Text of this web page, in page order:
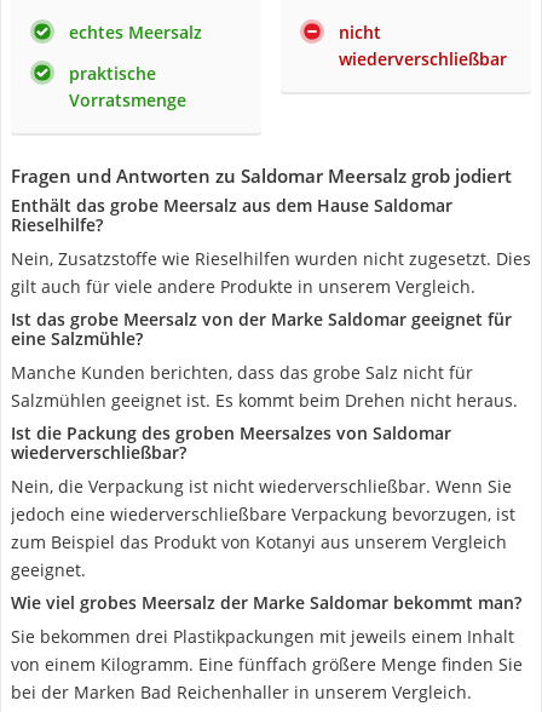
echtes Meersalz
praktische
Vorratsmenge
nicht
wiederverschließbar
Fragen und Antworten zu Saldomar Meersalz grob jodiert
Enthält das grobe Meersalz aus dem Hause Saldomar
Rieselhilfe?
Nein, Zusatzstoffe wie Rieselhilfen wurden nicht zugesetzt. Dies
gilt auch für viele andere Produkte in unserem Vergleich.
Ist das grobe Meersalz von der Marke Saldomar geeignet für
eine Salzmühle?
Manche Kunden berichten, dass das grobe Salz nicht für
Salzmühlen geeignet ist. Es kommt beim Drehen nicht heraus.
Ist die Packung des groben Meersalzes von Saldomar
wiederverschließbar?
Nein, die Verpackung ist nicht wiederverschließbar. Wenn Sie
jedoch eine wiederverschließbare Verpackung bevorzugen, ist
zum Beispiel das Produkt von Kotanyi aus unserem Vergleich
geeignet.
Wie viel grobes Meersalz der Marke Saldomar bekommt man?
Sie bekommen drei Plastikpackungen mit jeweils einem Inhalt
von einem Kilogramm. Eine fünffach größere Menge finden Sie
bei der Marken Bad Reichenhaller in unserem Vergleich.